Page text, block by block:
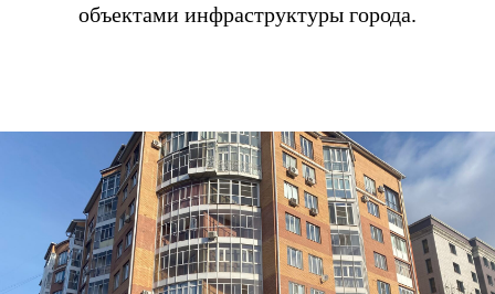
объектами инфраструктуры города.